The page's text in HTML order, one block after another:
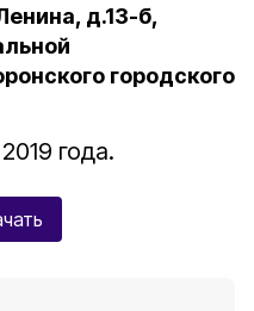
д.13-б,
городского
года.